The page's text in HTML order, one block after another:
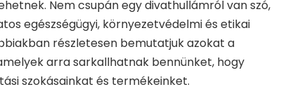
Nem csupán egy divathullámról van szó,
egészségügyi, környezetvédelmi és etikai
részletesen bemutatjuk azokat a
arra sarkallhatnak bennünket, hogy
szokásainkat és termékeinket.